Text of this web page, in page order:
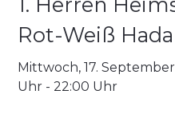
Rot-Weiß
Mittwoch, 17.
Uhr - 22:00 Uhr